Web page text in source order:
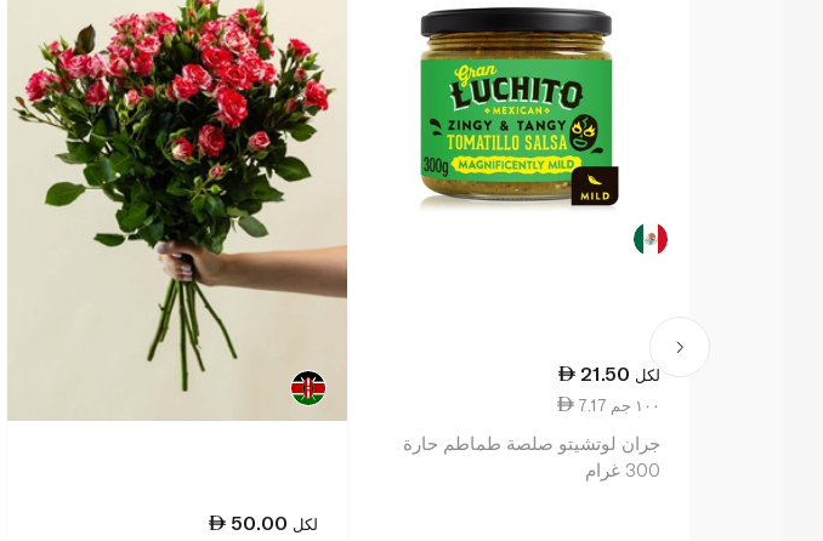
21.50 لكل
7.17 ١٠٠ جم
جران لوتشيتو صلصة طماطم حارة
300 غرام
50.00 لكل